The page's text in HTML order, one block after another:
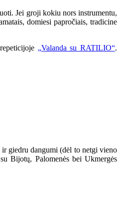
Jei groji kokiu nors instrumentu,
domiesi papročiais, tradicine
„Valanda su RATILIO“.
giedru dangumi (dėl to netgi vieno
Bijotų, Palomenės bei Ukmergės